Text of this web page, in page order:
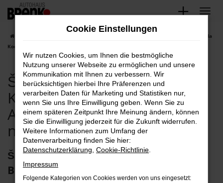
Zum
springen
Škoda Kodiaq
Škoda Bruchsal, Škoda
Kodiaq Gebrauchtwagen Angebote mit Lieferservice nach Bruchsal
Škoda Bruchsal, Škoda
Kodiaq Gebrauchtwagen
Angebote mit Lieferservice
nach Bruchsal
Škoda Kodiaq Gebrauchtwagen – für
Bruchsal bei Brenk
Cookie Einstellungen
Wir nutzen Cookies, um Ihnen die bestmögliche
Nutzung unserer Webseite zu ermöglichen und unsere
Kommunikation mit Ihnen zu verbessern. Wir
berücksichtigen hierbei Ihre Präferenzen und
verarbeiten Daten für Marketing und Statistiken nur,
wenn Sie uns Ihre Einwilligung geben. Wenn Sie zu
einem späteren Zeitpunkt Ihre Meinung ändern, können
Sie die Einwilligung jederzeit für die Zukunft widerrufen.
Weitere Informationen zum Umfang der
Datenverarbeitung finden Sie hier:
Datenschutzerklärung Cookie-Richtlinie
Impressum
Folgende Kategorien von Cookies werden von uns eingesetzt: